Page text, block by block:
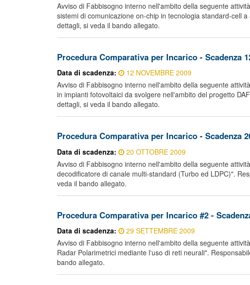
Avviso di Fabbisogno interno nell'ambito della seguente
sistemi di comunicazione on-chip in tecnologia standard-cell
dettagli, si veda il bando allegato.
Procedura Comparativa per Incarico - Scadenza
Data di scadenza:
12 NOVEMBRE 2009
Avviso di Fabbisogno interno nell'ambito della seguente
in impianti fotovoltaici da svolgere nell'ambito del progetto
dettagli, si veda il bando allegato.
Procedura Comparativa per Incarico - Scadenza
Data di scadenza:
20 OTTOBRE 2009
Avviso di Fabbisogno interno nell'ambito della seguente
decodificatore di canale multi-standard (Turbo ed LDPC)".
veda il bando allegato.
Procedura Comparativa per Incarico #2 -
Data di scadenza:
29 SETTEMBRE 2009
Avviso di Fabbisogno interno nell'ambito della seguente
Radar Polarimetrici mediante l'uso di reti neurali".
bando allegato.